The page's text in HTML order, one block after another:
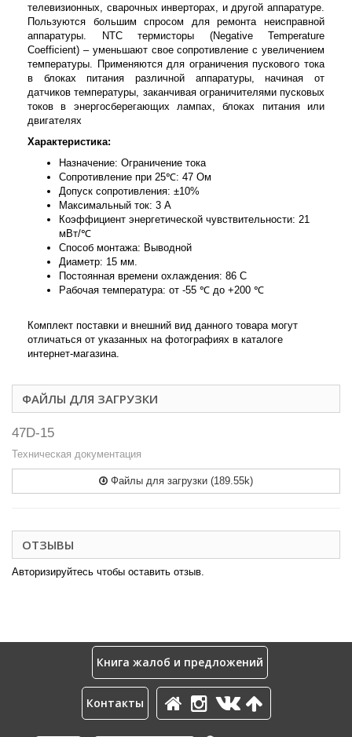
телевизионных, сварочных инверторах, и другой аппаратуре.
Пользуются большим спросом для ремонта неисправной
аппаратуры. NTC термисторы (Negative Temperature
Coefficient) – уменьшают свое сопротивление с увеличением
температуры. Применяются для ограничения пускового тока
в блоках питания различной аппаратуры, начиная от
датчиков температуры, заканчивая ограничителями пусковых
токов в энергосберегающих лампах, блоках питания или
двигателях
Характеристика:
Назначение: Ограничение тока
Сопротивление при 25℃: 47 Ом
Допуск сопротивления: ±10%
Максимальный ток: 3 А
Коэффициент энергетической чувствительности: 21
мВт/℃
Способ монтажа: Выводной
Диаметр: 15 мм.
Постоянная времени охлаждения: 86 C
Рабочая температура: от -55 ℃ до +200 ℃
Комплект поставки и внешний вид данного товара могут
отличаться от указанных на фотографиях в каталоге
интернет-магазина.
ФАЙЛЫ ДЛЯ ЗАГРУЗКИ
47D-15
Техническая документация
Файлы для загрузки (189.55k)
ОТЗЫВЫ
Авторизируйтесь чтобы оставить отзыв.
Книга жалоб и предложений
Контакты